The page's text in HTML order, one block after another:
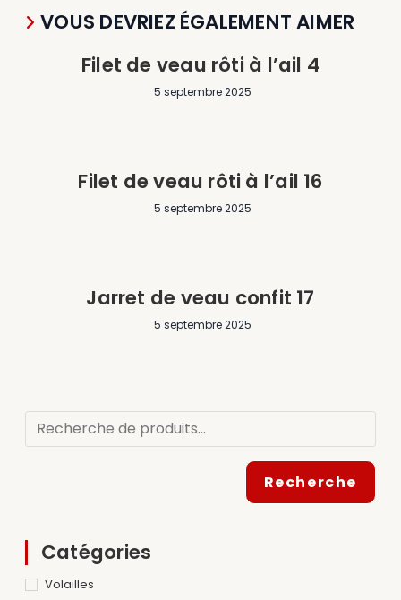
VOUS DEVRIEZ ÉGALEMENT AIMER
Filet de veau rôti à l’ail 4
5 septembre 2025
Filet de veau rôti à l’ail 16
5 septembre 2025
Jarret de veau confit 17
5 septembre 2025
Recherche
Catégories
Volailles